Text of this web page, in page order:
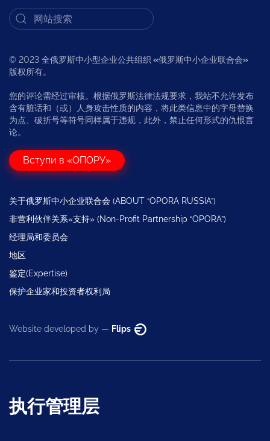
© 2023 全俄罗斯中小型企业公共组织 «俄罗斯中小企业联合会»
版权所有。
您的评论需经过审核。根据俄罗斯法律法规要求，我站不允许发布
含有脏话和（或）人身攻击性质的内容，将此类信息中的字母替换
为点、破折号等符号同样属于违规，此外，禁止任何形式的仇恨言
论。
Вступи в «ОПОРУ»
关于俄罗斯中小企业联合会 (ABOUT “OPORA RUSSIA”)
非营利伙伴关系«支持» (Non-Profit Partnership “OPORA”)
经理局和委员会
地区
鉴定(Expertise)
保护企业家和投资者权利局
Website developed by — Flips
执行管理层